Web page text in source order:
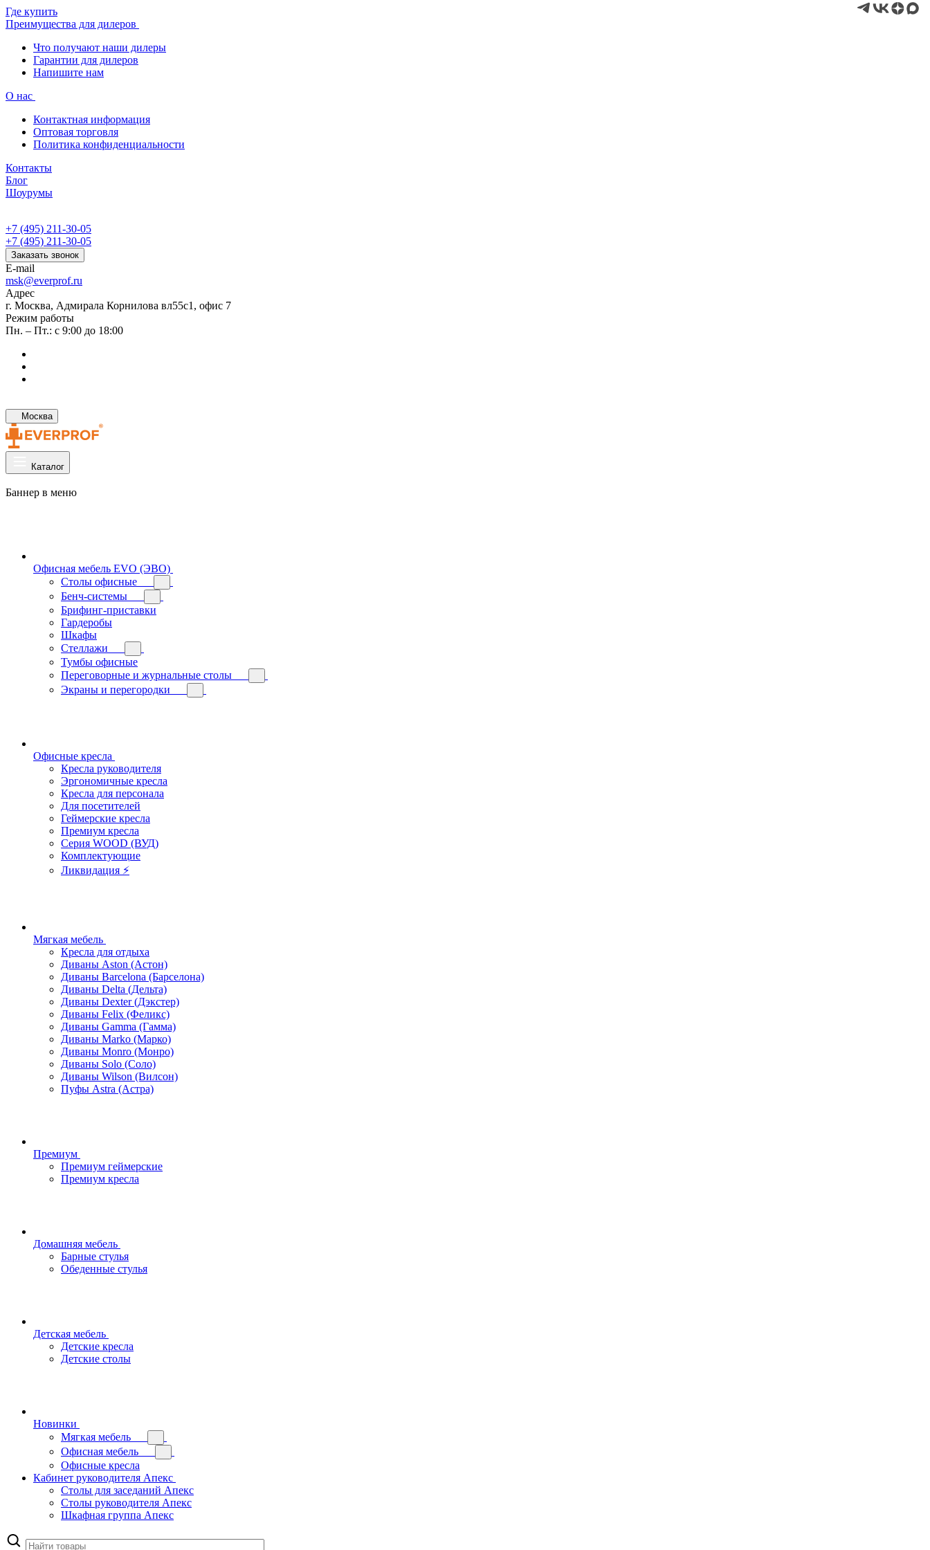
Где купить
Преимущества для дилеров
Что получают наши дилеры
Гарантии для дилеров
Напишите нам
О нас
Контактная информация
Оптовая торговля
Политика конфиденциальности
Контакты
Блог
Шоурумы
+7 (495) 211-30-05
+7 (495) 211-30-05
Заказать звонок
E-mail
msk@everprof.ru
Адрес
г. Москва, Адмирала Корнилова вл55с1, офис 7
Режим работы
Пн. – Пт.: с 9:00 до 18:00
Москва
Каталог
Баннер в меню
Офисная мебель EVO (ЭВО)
Cтолы офисные
Бенч-системы
Брифинг-приставки
Гардеробы
Шкафы
Стеллажи
Тумбы офисные
Переговорные и журнальные столы
Экраны и перегородки
Офисные кресла
Кресла руководителя
Эргономичные кресла
Кресла для персонала
Для посетителей
Геймерские кресла
Премиум кресла
Серия WOOD (ВУД)
Комплектующие
Ликвидация ⚡
Мягкая мебель
Кресла для отдыха
Диваны Aston (Астон)
Диваны Barcelona (Барселона)
Диваны Delta (Дельта)
Диваны Dexter (Дэкстер)
Диваны Felix (Феликс)
Диваны Gamma (Гамма)
Диваны Marko (Марко)
Диваны Monro (Монро)
Диваны Solo (Соло)
Диваны Wilson (Вилсон)
Пуфы Astra (Астра)
Премиум
Премиум геймерские
Премиум кресла
Домашняя мебель
Барные стулья
Обеденные стулья
Детская мебель
Детские кресла
Детские столы
Новинки
Мягкая мебель
Офисная мебель
Офисные кресла
Кабинет руководителя Апекс
Столы для заседаний Апекс
Столы руководителя Апекс
Шкафная группа Апекс